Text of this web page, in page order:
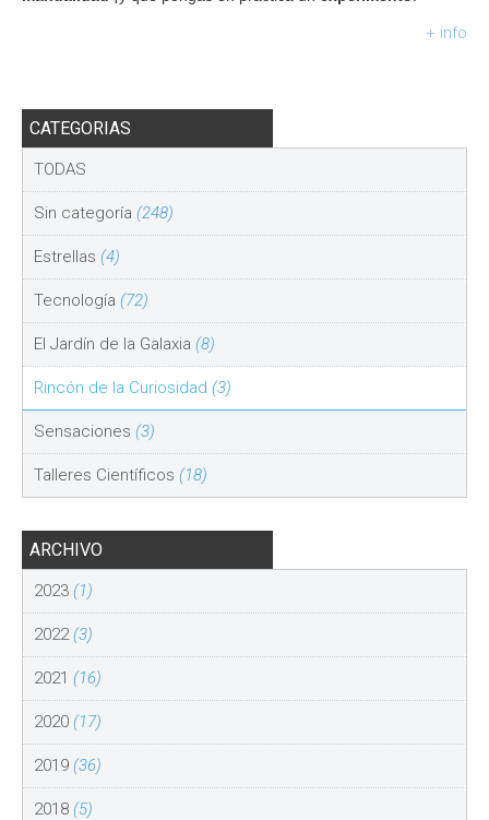
+ info
CATEGORIAS
TODAS
Sin categoría (248)
Estrellas (4)
Tecnología (72)
El Jardín de la Galaxia (8)
Rincón de la Curiosidad (3)
Sensaciones (3)
Talleres Científicos (18)
ARCHIVO
2023 (1)
2022(3)
2021 (16)
2020 (17)
2019 (36)
2018 (5)